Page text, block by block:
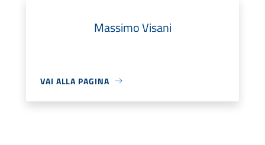
Massimo Visani
VAI ALLA PAGINA